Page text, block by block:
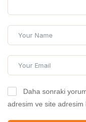
Daha sonraki
adresim ve site adresim